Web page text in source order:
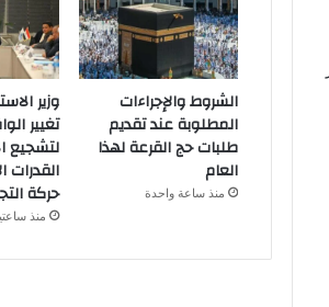
الشروط والإجراءات
المطلوبة عند تقديم
طلبات حج القرعة لهذا
العام
منذ ساعة واحدة
وزير
تغيير
لتشجيع
القدرات
حركة
منذ